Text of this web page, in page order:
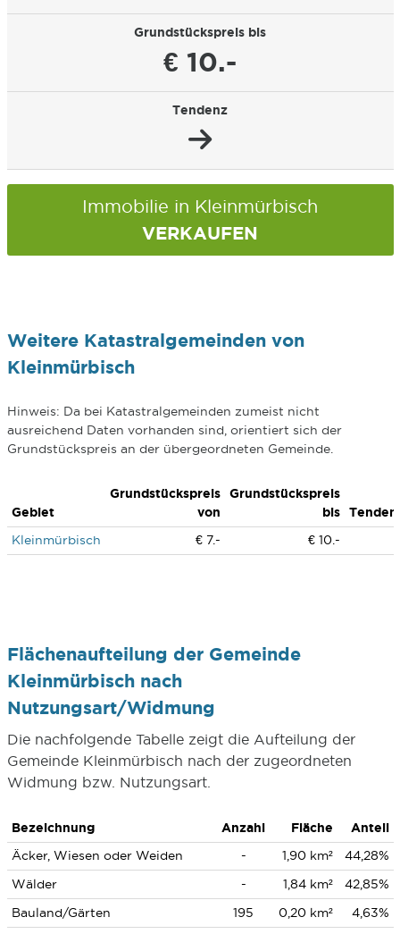
Grundstückspreis bis
€ 10.-
Tendenz
Immobilie in Kleinmürbisch
VERKAUFEN
Weitere Katastralgemeinden von
Kleinmürbisch
Hinweis: Da bei Katastralgemeinden zumeist nicht
ausreichend Daten vorhanden sind, orientiert sich der
Grundstückspreis an der übergeordneten Gemeinde.
Gebiet
Grundstückspreis
von
Grundstückspreis
bis
Kleinmürbisch
€ 7.- € 10.-
Flächenaufteilung der Gemeinde
Kleinmürbisch nach
Nutzungsart/Widmung
Die nachfolgende Tabelle zeigt die Aufteilung der
Gemeinde Kleinmürbisch nach der zugeordneten
Widmung bzw. Nutzungsart.
Bezeichnung Anzahl Fläche
Anteil
Äcker, Wiesen oder Weiden
- 1,90 km²
44,28%
Wälder
- 1,84 km²
42,85%
Bauland/Gärten
195 0,20 km² 4,63%